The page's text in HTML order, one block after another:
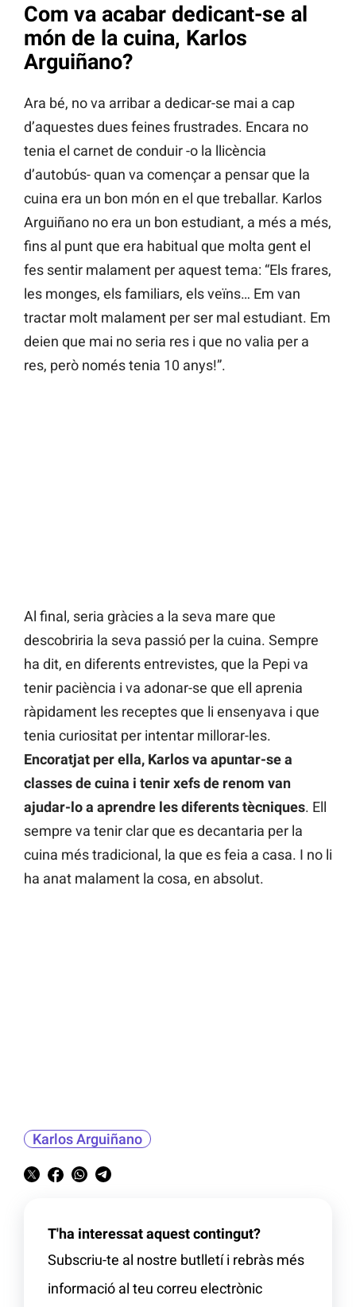
Com va acabar dedicant-se al
món de la cuina, Karlos
Arguiñano?
Ara bé, no va arribar a dedicar-se mai a cap
d’aquestes dues feines frustrades. Encara no
tenia el carnet de conduir -o la llicència
d’autobús- quan va començar a pensar que la
cuina era un bon món en el que treballar. Karlos
Arguiñano no era un bon estudiant, a més a més,
fins al punt que era habitual que molta gent el
fes sentir malament per aquest tema: “Els frares,
les monges, els familiars, els veïns… Em van
tractar molt malament per ser mal estudiant. Em
deien que mai no seria res i que no valia per a
res, però només tenia 10 anys!”.
Al final, seria gràcies a la seva mare que
descobriria la seva passió per la cuina. Sempre
ha dit, en diferents entrevistes, que la Pepi va
tenir paciència i va adonar-se que ell aprenia
ràpidament les receptes que li ensenyava i que
tenia curiositat per intentar millorar-les.
Encoratjat per ella, Karlos va apuntar-se a
classes de cuina i tenir xefs de renom van
ajudar-lo a aprendre les diferents tècniques. Ell
sempre va tenir clar que es decantaria per la
cuina més tradicional, la que es feia a casa. I no li
ha anat malament la cosa, en absolut.
Karlos Arguiñano
T'ha interessat aquest contingut?
Subscriu-te al nostre butlletí i rebràs més
informació al teu correu electrònic